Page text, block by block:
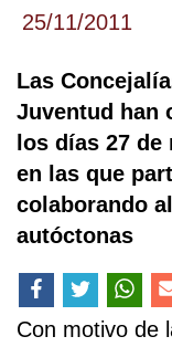
25/11/2011
Las
Juventud han
los días 27
en las que
colaborando
autóctonas
Con motivo de